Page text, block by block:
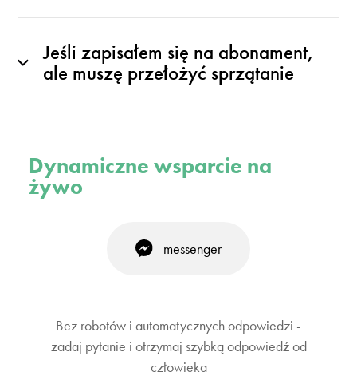
Jeśli zapisałem się na abonament,
ale muszę przełożyć sprzątanie
Dynamiczne wsparcie na
żywo
messenger
Bez robotów i automatycznych odpowiedzi -
zadaj pytanie i otrzymaj szybką odpowiedź od
człowieka